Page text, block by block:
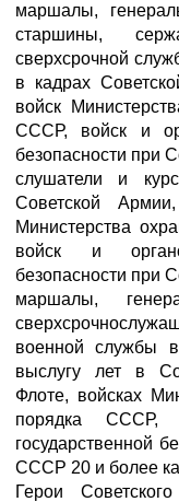
маршалы,
старшины,
сверхсрочной
в кадрах
войск
СССР, войск и
безопасности при
слушатели и
Советской
Министерства
войск и
безопасности при
маршалы,
военной службы
выслугу лет в
Флоте, войсках
порядка СССР,
государственной
СССР 20 и более
Герои